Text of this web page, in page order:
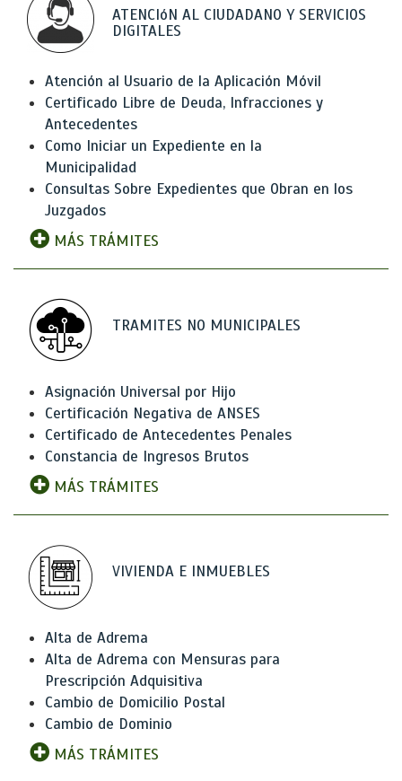
ATENCIóN AL CIUDADANO Y SERVICIOS
DIGITALES
Atención al Usuario de la Aplicación Móvil
Certificado Libre de Deuda, Infracciones y
Antecedentes
Como Iniciar un Expediente en la
Municipalidad
Consultas Sobre Expedientes que Obran en los
Juzgados
MÁS TRÁMITES
TRAMITES NO MUNICIPALES
Asignación Universal por Hijo
Certificación Negativa de ANSES
Certificado de Antecedentes Penales
Constancia de Ingresos Brutos
MÁS TRÁMITES
VIVIENDA E INMUEBLES
Alta de Adrema
Alta de Adrema con Mensuras para
Prescripción Adquisitiva
Cambio de Domicilio Postal
Cambio de Dominio
MÁS TRÁMITES